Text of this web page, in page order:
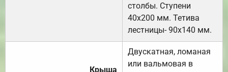
столбы. Ступени
40х200 мм. Тетива
лестницы- 90х140 мм.
Крыша
Двускатная, ломаная
или вальмовая в